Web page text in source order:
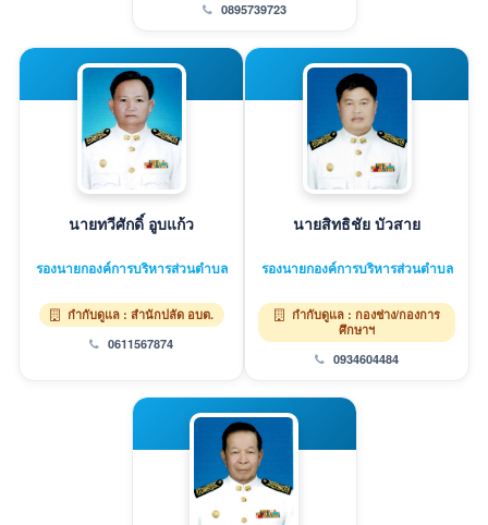
0895739723
นายทวีศักดิ์ อูบแก้ว
รองนายกองค์การบริหารส่วนตำบล
กำกับดูแล : สำนักปลัด อบต.
0611567874
นายสิทธิชัย บัวสาย
รองนายกองค์การบริหารส่วนตำบล
กำกับดูแล : กองช่าง/กองการ
ศึกษาฯ
0934604484